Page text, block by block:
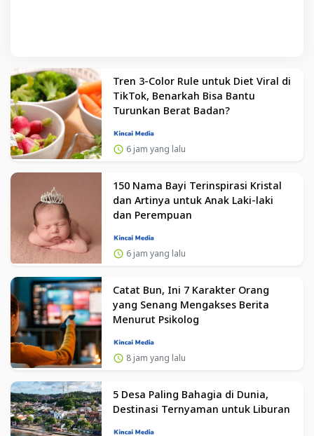
Tren 3-Color Rule untuk Diet Viral di
TikTok, Benarkah Bisa Bantu
Turunkan Berat Badan?
6 jam yang lalu
150 Nama Bayi Terinspirasi Kristal
dan Artinya untuk Anak Laki-laki
dan Perempuan
6 jam yang lalu
Catat Bun, Ini 7 Karakter Orang
yang Senang Mengakses Berita
Menurut Psikolog
8 jam yang lalu
5 Desa Paling Bahagia di Dunia,
Destinasi Ternyaman untuk Liburan